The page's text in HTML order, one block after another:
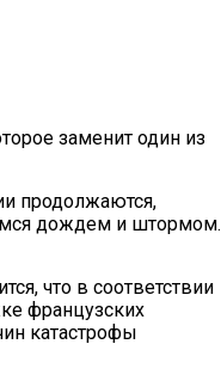
заменит один из
продолжаются,
дождем и штормом.
что в соответствии
французских
катастрофы